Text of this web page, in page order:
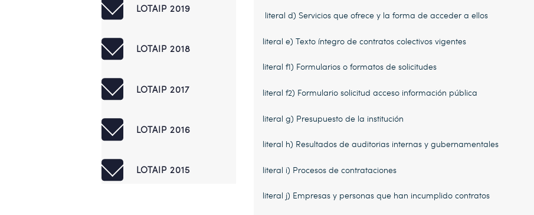
LOTAIP 2019
LOTAIP 2018
LOTAIP 2017
LOTAIP 2016
LOTAIP 2015
literal d) Servicios que ofrece y la forma de acceder a ellos
literal e) Texto íntegro de contratos colectivos vigentes
literal f1) Formularios o formatos de solicitudes
literal f2) Formulario solicitud acceso información pública
literal g) Presupuesto de la institución
literal h) Resultados de auditorias internas y gubernamentales
literal i) Procesos de contrataciones
literal j) Empresas y personas que han incumplido contratos